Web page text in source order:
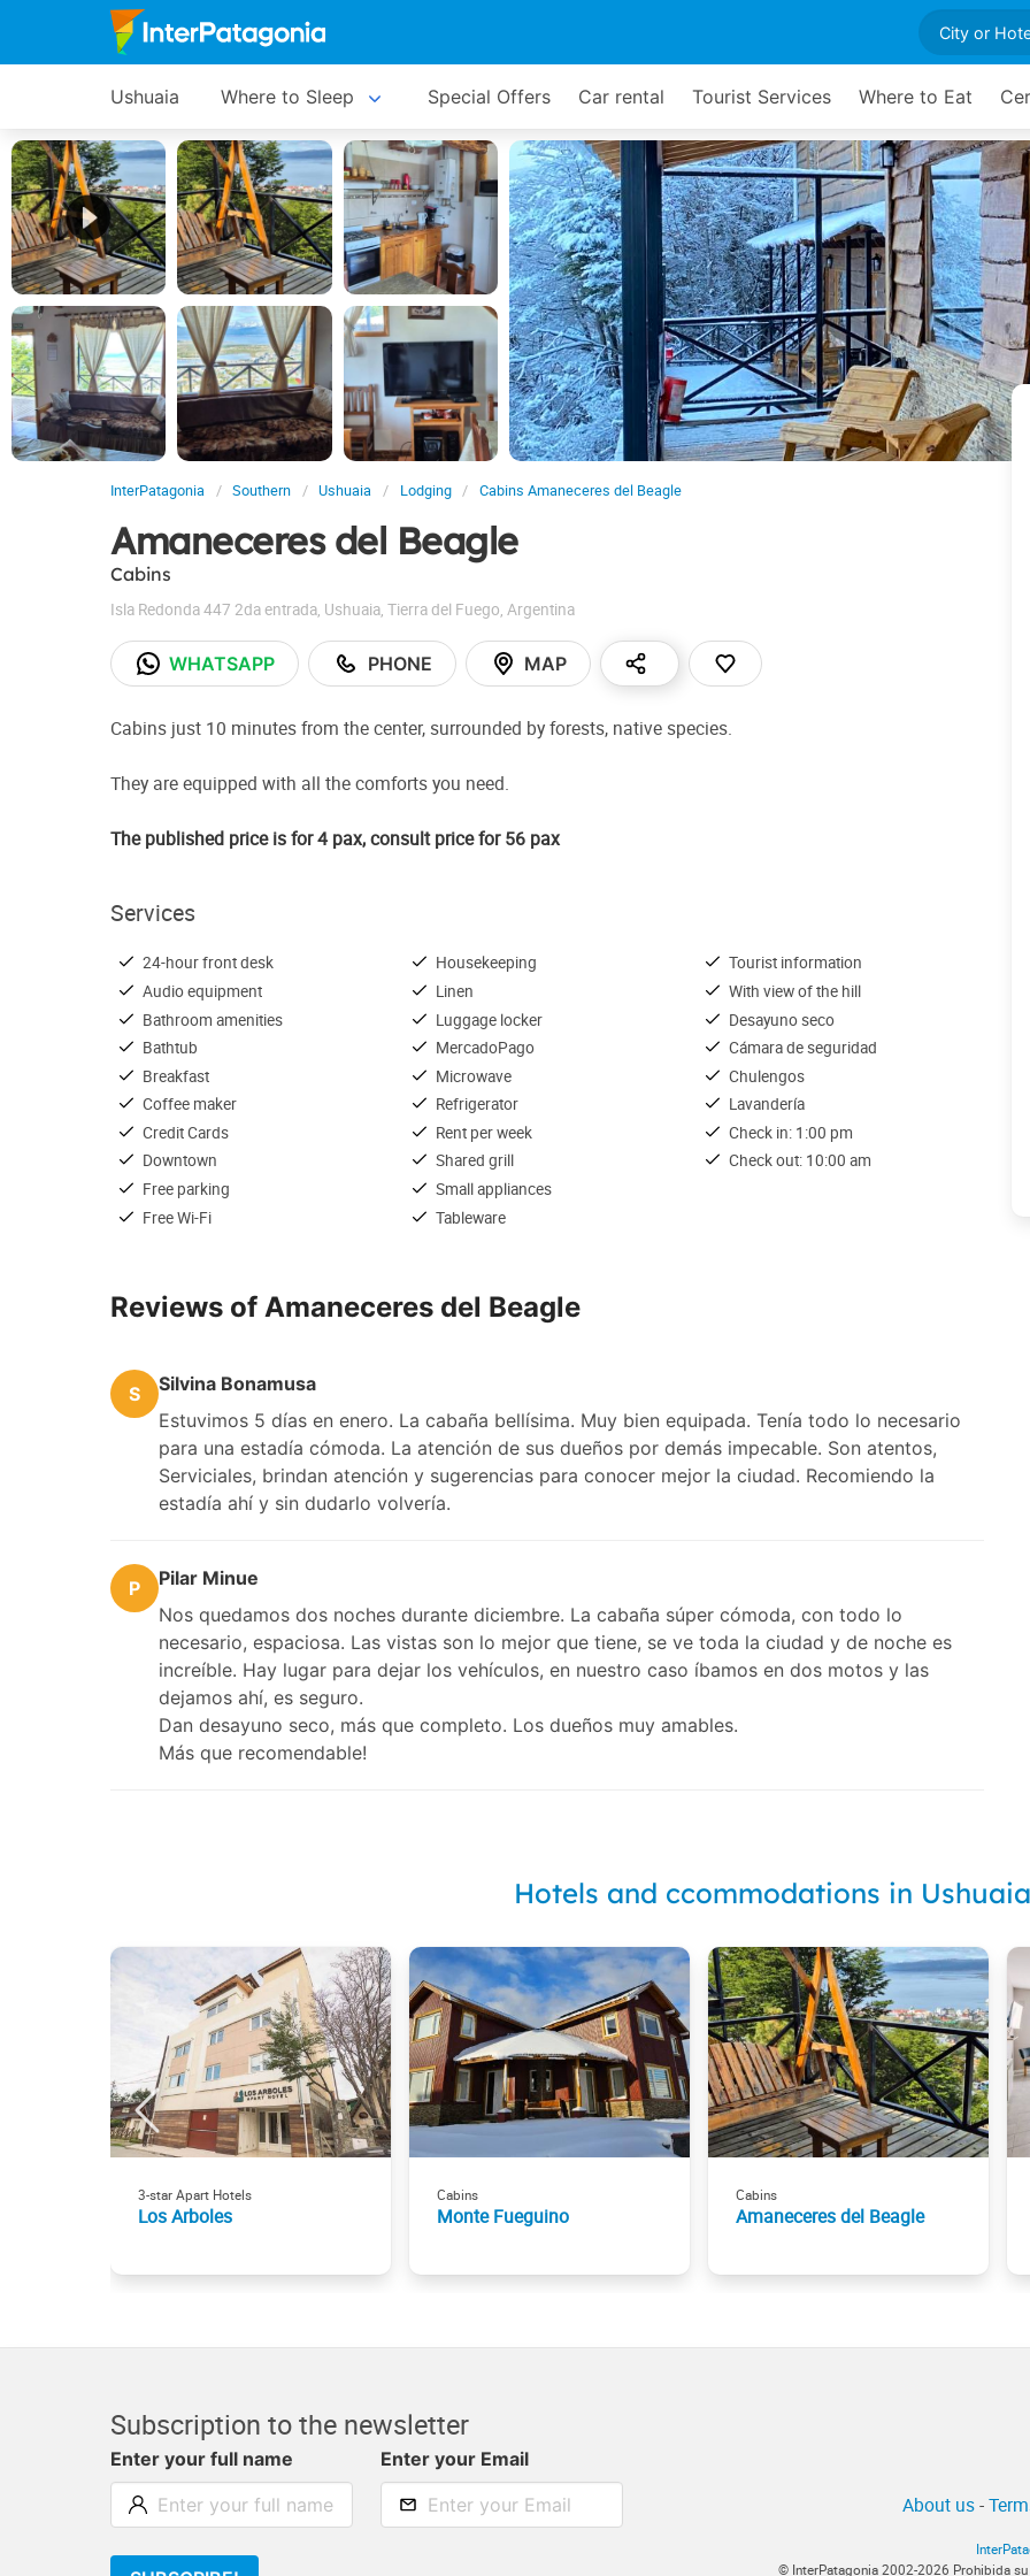
Ushuaia Where to Sleep Special Offers Car rental Tourist Services Where to Eat
InterPatagonia Southern Ushuaia Lodging Cabins Amaneceres del Beagle
Amaneceres del Beagle
Cabins
Isla Redonda 447 2da entrada, Ushuaia, Tierra del Fuego, Argentina
WHATSAPP PHONE MAP
Cabins just 10 minutes from the center, surrounded by forests, native species.
They are equipped with all the comforts you need.
The published price is for 4 pax, consult price for 56 pax
Services
24-hour front desk
Audio equipment
Bathroom amenities
Bathtub
Breakfast
Coffee maker
Credit Cards
Downtown
Free parking
Free Wi-Fi
Housekeeping
Linen
Luggage locker
MercadoPago
Microwave
Refrigerator
Rent per week
Shared grill
Small appliances
Tableware
Tourist information
With view of the hill
Desayuno seco
Cámara de seguridad
Chulengos
Lavandería
Check in: 1:00 pm
Check out: 10:00 am
Reviews of Amaneceres del Beagle
S
Silvina Bonamusa
Estuvimos 5 días en enero. La cabaña bellísima. Muy bien equipada. Tenía todo lo necesario
para una estadía cómoda. La atención de sus dueños por demás impecable. Son atentos,
Serviciales, brindan atención y sugerencias para conocer mejor la ciudad. Recomiendo la
estadía ahí y sin dudarlo volvería.
P
Pilar Minue
Nos quedamos dos noches durante diciembre. La cabaña súper cómoda, con todo lo
necesario, espaciosa. Las vistas son lo mejor que tiene, se ve toda la ciudad y de noche es
increíble. Hay lugar para dejar los vehículos, en nuestro caso íbamos en dos motos y las
dejamos ahí, es seguro.
Dan desayuno seco, más que completo. Los dueños muy amables.
Más que recomendable!
Hotels and ccommodations in Ushuaia
3-star Apart Hotels
Los Arboles
Cabins
Monte Fueguino
Cabins
Amaneceres del Beagle
Subscription to the newsletter
Enter your full name Enter your Email
About us-
© InterPatagonia 2002-2026 Prohibida